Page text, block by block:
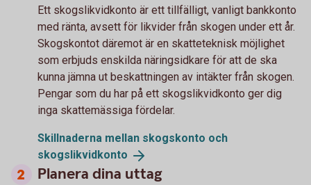
Ett skogslikvidkonto är ett tillfälligt, vanligt bankkonto
med ränta, avsett för likvider från skogen under ett år.
Skogskontot däremot är en skatteteknisk möjlighet
som erbjuds enskilda näringsidkare för att de ska
kunna jämna ut beskattningen av intäkter från skogen.
Pengar som du har på ett skogslikvidkonto ger dig
inga skattemässiga fördelar.
Skillnaderna mellan skogskonto och
skogslikvidkonto
Planera dina uttag